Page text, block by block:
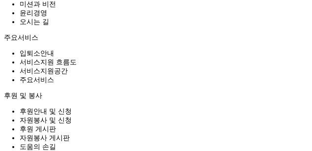
미션과 비전
윤리경영
오시는 길
주요서비스
입퇴소안내
서비스지원 흐름도
서비스지원공간
주요서비스
후원 및 봉사
후원안내 및 신청
자원봉사 및 신청
후원 게시판
자원봉사 게시판
도움의 손길